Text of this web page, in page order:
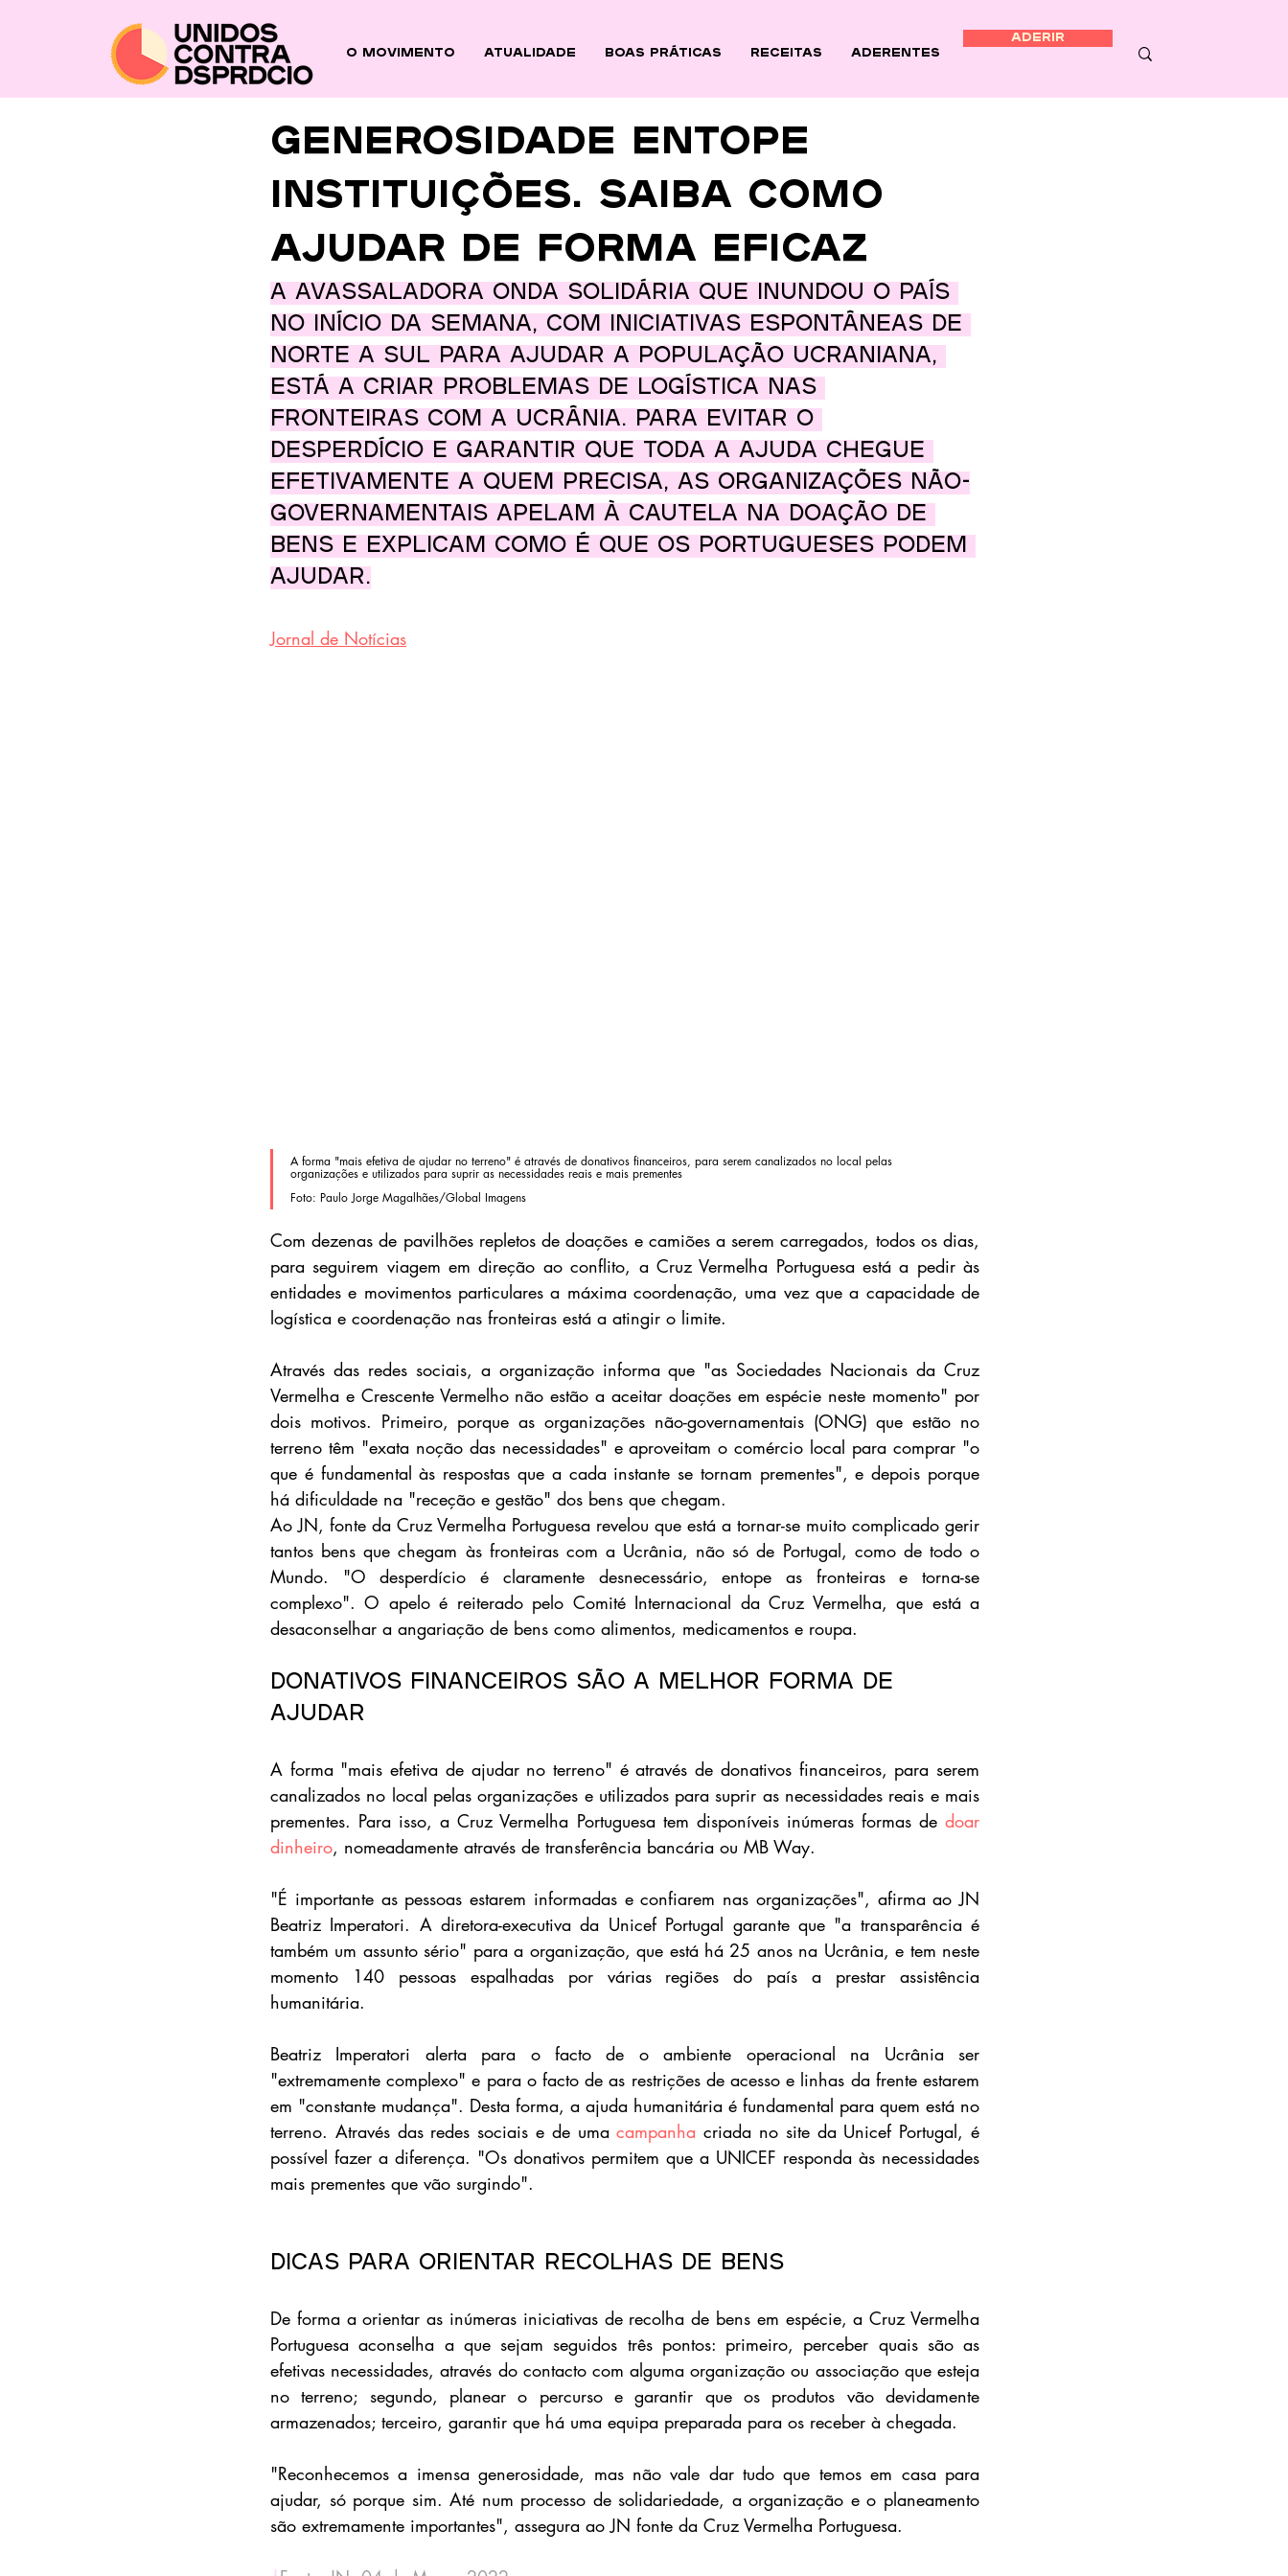
O Movimento ATUALIDADE BOAS PRÁTICAS Receitas Aderentes
ADERIR
Generosidade entope
instituições. Saiba como
ajudar de forma eficaz
A avassaladora onda solidária que inundou o país
no início da semana, com iniciativas espontâneas de
Norte a Sul para ajudar a população ucraniana,
está a criar problemas de logística nas
fronteiras com a Ucrânia. Para evitar o
desperdício e garantir que toda a ajuda chegue
efetivamente a quem precisa, as organizações não-
governamentais apelam à cautela na doação de
bens e explicam como é que os portugueses podem
ajudar.
Jornal de Notícias
A forma "mais efetiva de ajudar no terreno" é através de donativos financeiros, para serem canalizados no local pelas
organizações e utilizados para suprir as necessidades reais e mais prementes
Foto: Paulo Jorge Magalhães/Global Imagens
Com dezenas de pavilhões repletos de doações e camiões a serem carregados, todos os dias,
para seguirem viagem em direção ao conflito, a Cruz Vermelha Portuguesa está a pedir às
entidades e movimentos particulares a máxima coordenação, uma vez que a capacidade de
logística e coordenação nas fronteiras está a atingir o limite.
Através das redes sociais, a organização informa que "as Sociedades Nacionais da Cruz
Vermelha e Crescente Vermelho não estão a aceitar doações em espécie neste momento" por
dois motivos. Primeiro, porque as organizações não-governamentais (ONG) que estão no
terreno têm "exata noção das necessidades" e aproveitam o comércio local para comprar "o
que é fundamental às respostas que a cada instante se tornam prementes", e depois porque
há dificuldade na "receção e gestão" dos bens que chegam.
Ao JN, fonte da Cruz Vermelha Portuguesa revelou que está a tornar-se muito complicado gerir
tantos bens que chegam às fronteiras com a Ucrânia, não só de Portugal, como de todo o
Mundo. "O desperdício é claramente desnecessário, entope as fronteiras e torna-se
complexo". O apelo é reiterado pelo Comité Internacional da Cruz Vermelha, que está a
desaconselhar a angariação de bens como alimentos, medicamentos e roupa.
Donativos financeiros são a melhor forma de
ajudar
A forma "mais efetiva de ajudar no terreno" é através de donativos financeiros, para serem
canalizados no local pelas organizações e utilizados para suprir as necessidades reais e mais
prementes. Para isso, a Cruz Vermelha Portuguesa tem disponíveis inúmeras formas de doar
dinheiro, nomeadamente através de transferência bancária ou MB Way.
"É importante as pessoas estarem informadas e confiarem nas organizações", afirma ao JN
Beatriz Imperatori. A diretora-executiva da Unicef Portugal garante que "a transparência é
também um assunto sério" para a organização, que está há 25 anos na Ucrânia, e tem neste
momento 140 pessoas espalhadas por várias regiões do país a prestar assistência
humanitária.
Beatriz Imperatori alerta para o facto de o ambiente operacional na Ucrânia ser
"extremamente complexo" e para o facto de as restrições de acesso e linhas da frente estarem
em "constante mudança". Desta forma, a ajuda humanitária é fundamental para quem está no
terreno. Através das redes sociais e de uma campanha criada no site da Unicef Portugal, é
possível fazer a diferença. "Os donativos permitem que a UNICEF responda às necessidades
mais prementes que vão surgindo".
Dicas para orientar recolhas de bens
De forma a orientar as inúmeras iniciativas de recolha de bens em espécie, a Cruz Vermelha
Portuguesa aconselha a que sejam seguidos três pontos: primeiro, perceber quais são as
efetivas necessidades, através do contacto com alguma organização ou associação que esteja
no terreno; segundo, planear o percurso e garantir que os produtos vão devidamente
armazenados; terceiro, garantir que há uma equipa preparada para os receber à chegada.
"Reconhecemos a imensa generosidade, mas não vale dar tudo que temos em casa para
ajudar, só porque sim. Até num processo de solidariedade, a organização e o planeamento
são extremamente importantes", assegura ao JN fonte da Cruz Vermelha Portuguesa.